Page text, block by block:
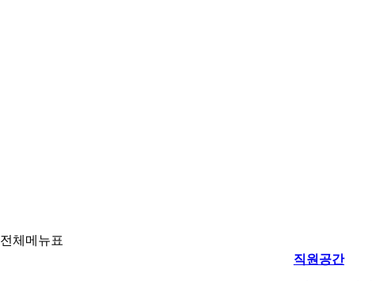
전체메뉴표
직원공간